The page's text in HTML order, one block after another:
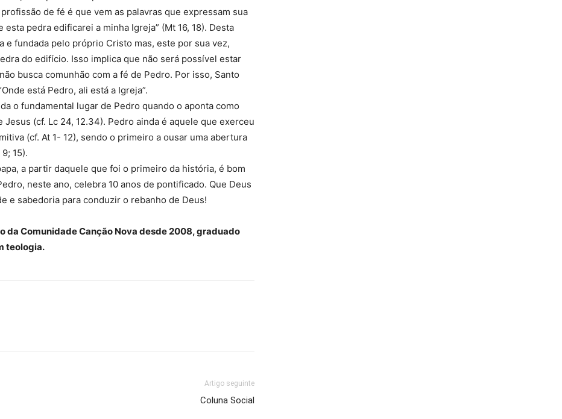
de fé é que vem as palavras que expressam sua
pedra edificarei a minha Igreja” (Mt 16, 18). Desta
e fundada pelo próprio Cristo mas, este por sua vez,
do edifício. Isso implica que não será possível estar
busca comunhão com a fé de Pedro. Por isso, Santo
está Pedro, ali está a Igreja”.
o fundamental lugar de Pedro quando o aponta como
(cf. Lc 24, 12.34). Pedro ainda é aquele que exerceu
(cf. At 1- 12), sendo o primeiro a ousar uma abertura
15).
a partir daquele que foi o primeiro da história, é bom
neste ano, celebra 10 anos de pontificado. Que Deus
e sabedoria para conduzir o rebanho de Deus!
da Comunidade Canção Nova desde 2008, graduado
teologia.
Artigo seguinte
Coluna Social